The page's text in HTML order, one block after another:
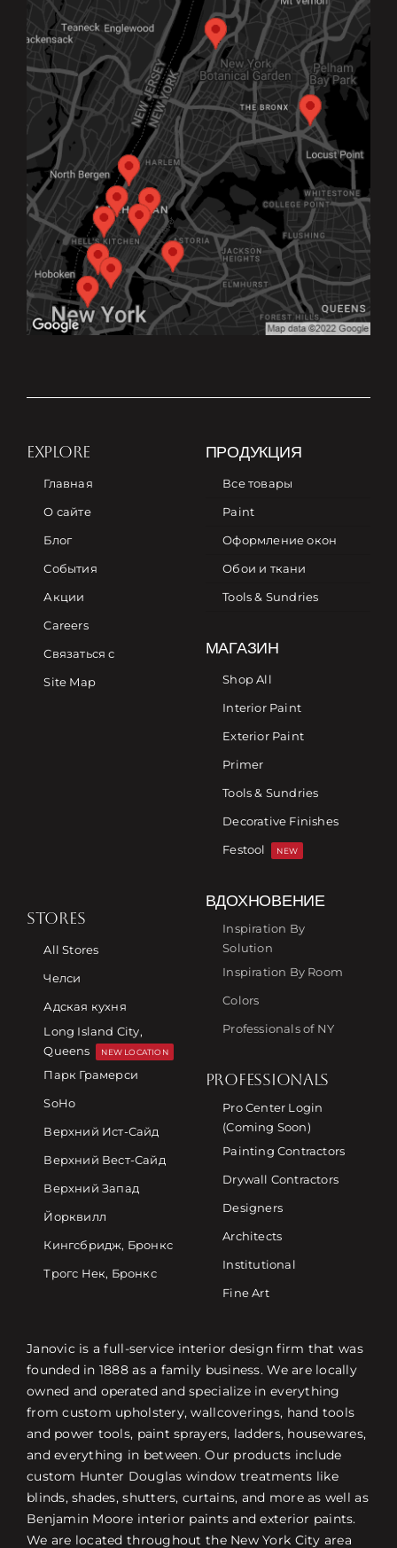
EXPLORE
Главная
О сайте
Блог
События
Акции
Careers
Связаться с
Site Map
ПРОДУКЦИЯ
Все товары
Paint
Оформление окон
Обои и ткани
Tools & Sundries
МАГАЗИН
Shop All
Interior Paint
Exterior Paint
Primer
Tools & Sundries
Decorative Finishes
Festool
NEW
STORES
All Stores
Челси
Адская кухня
Long Island City,
Queens
NEW LOCATION
Парк Грамерси
SoHo
Верхний Ист-Сайд
Верхний Вест-Сайд
Верхний Запад
Йорквилл
Кингсбридж, Бронкс
Трогс Нек, Бронкс
ВДОХНОВЕНИЕ
Inspiration By
Solution
Inspiration By Room
Colors
Professionals of NY
PROFESSIONALS
Pro Center Login
(Coming Soon)
Painting Contractors
Drywall Contractors
Designers
Architects
Institutional
Fine Art
Janovic is a full-service interior design firm that was
founded in 1888 as a family business. We are locally
owned and operated and specialize in everything
from custom upholstery, wallcoverings, hand tools
and power tools, paint sprayers, ladders, housewares,
and everything in between. Our products include
custom Hunter Douglas window treatments like
blinds, shades, shutters, curtains, and more as well as
Benjamin Moore interior paints and exterior paints.
We are located throughout the New York City area